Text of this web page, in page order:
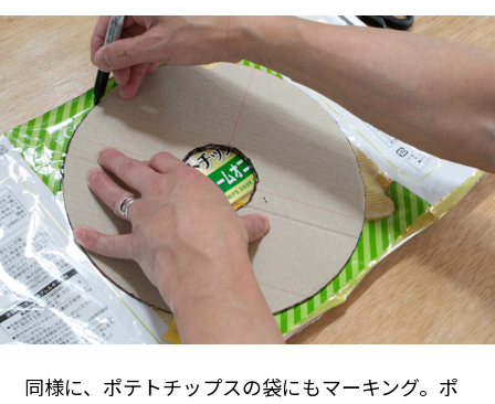
同様に、ポテトチップスの袋にもマーキング。ポ